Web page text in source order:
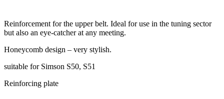
Reinforcement for the upper belt. Ideal for use in the tuning sector
but also an eye-catcher at any meeting.
Honeycomb design – very stylish.
suitable for Simson S50, S51
Reinforcing plate